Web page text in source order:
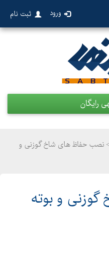
ورود ثبت نام
رایگان
نصب حفاظ های شاخ گوزنی و
و بوته